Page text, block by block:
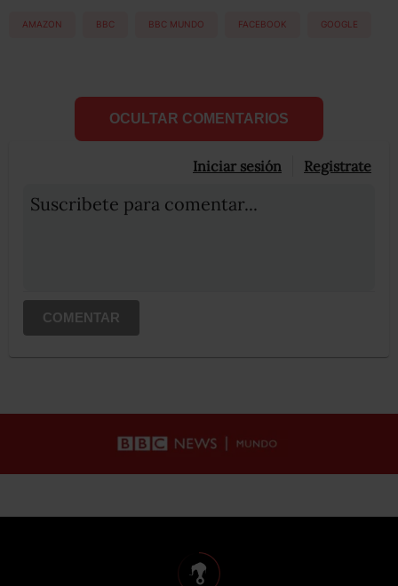
AMAZON BBC BBC MUNDO FACEBOOK GOOGLE
OCULTAR COMENTARIOS
Iniciar sesión Registrate
Suscribete para comentar...
COMENTAR